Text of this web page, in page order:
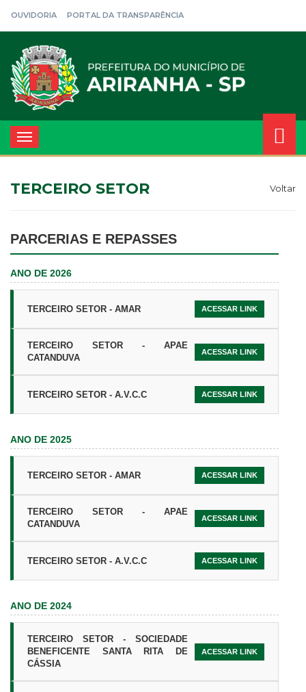
OUVIDORIA PORTAL DA TRANSPARÊNCIA
Toggle
navigation
TERCEIRO SETOR Voltar
PARCERIAS E REPASSES
ANO DE 2026
TERCEIRO SETOR - AMAR ACESSAR LINK
TERCEIRO SETOR - APAE
CATANDUVA
ACESSAR LINK
TERCEIRO SETOR - A.V.C.C ACESSAR LINK
ANO DE 2025
TERCEIRO SETOR - AMAR ACESSAR LINK
TERCEIRO SETOR - APAE
CATANDUVA
ACESSAR LINK
TERCEIRO SETOR - A.V.C.C ACESSAR LINK
ANO DE 2024
TERCEIRO SETOR - SOCIEDADE
BENEFICENTE SANTA RITA DE
CÁSSIA
ACESSAR LINK